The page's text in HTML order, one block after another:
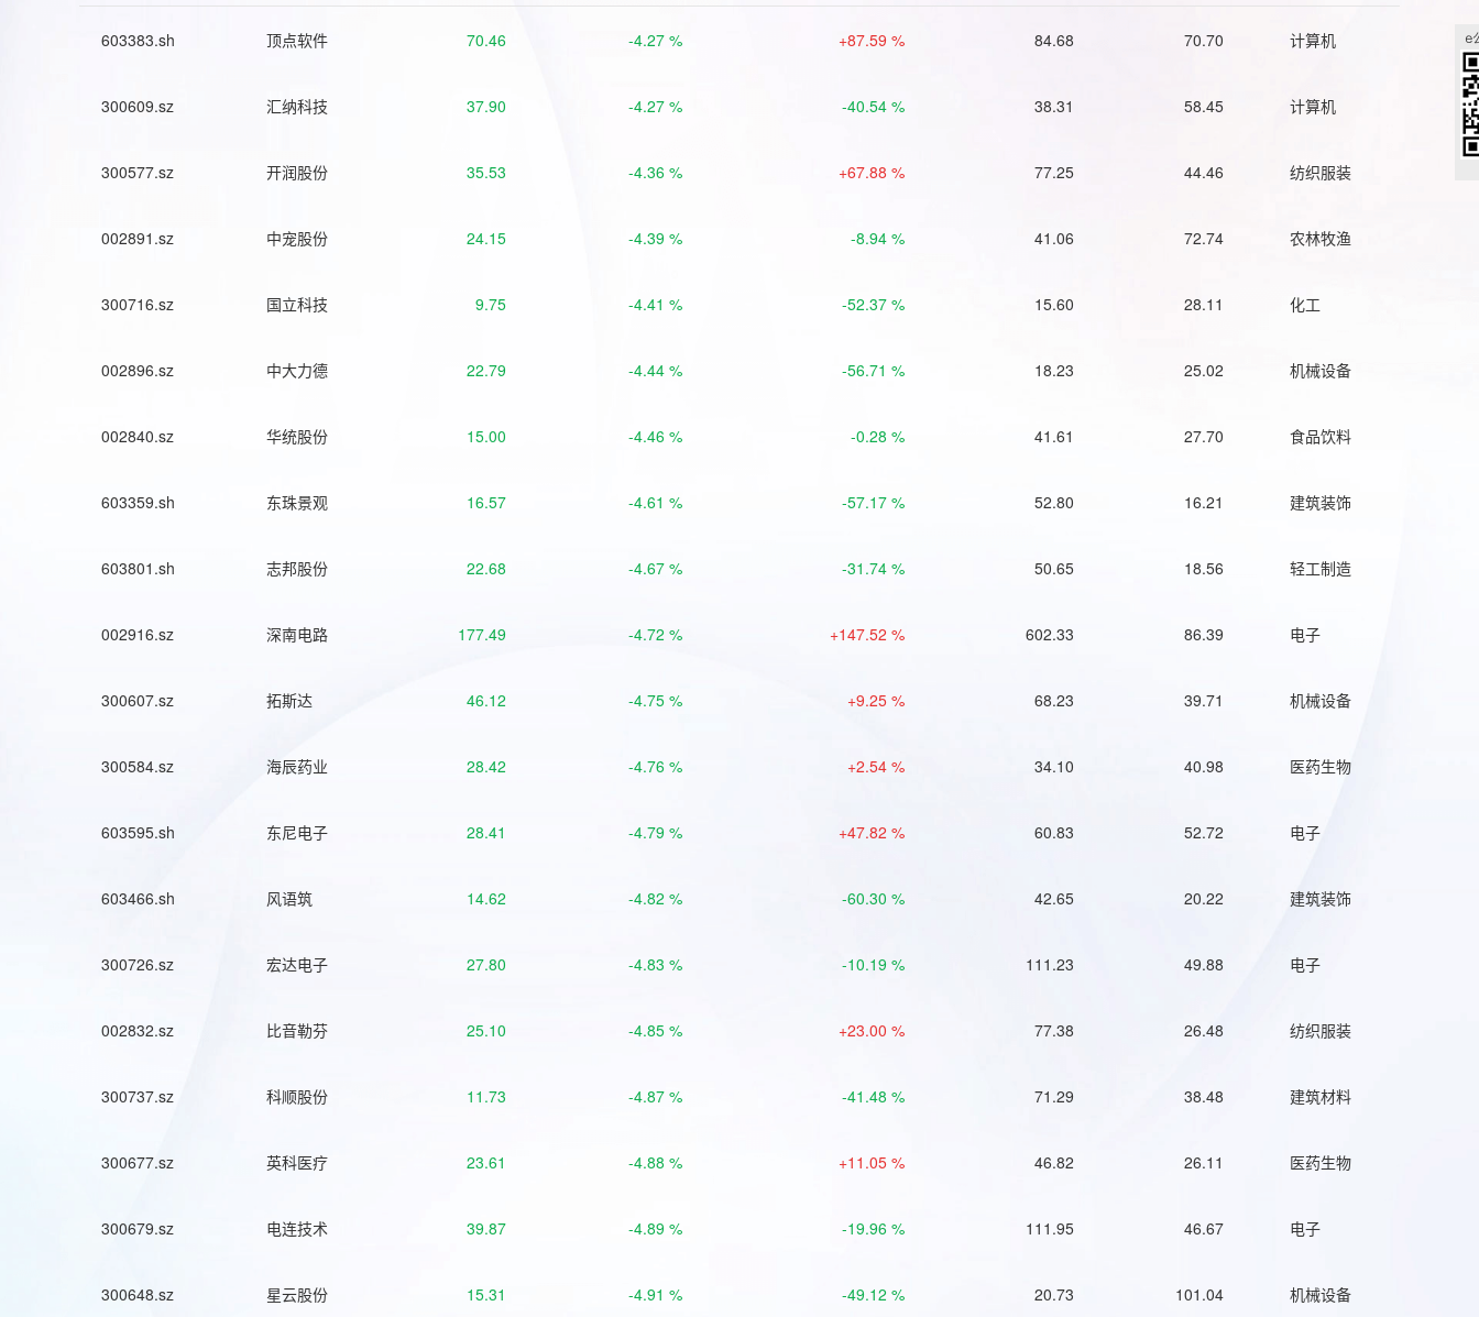
603383.sh 顶点软件 70.46 -4.27 % +87.59 % 84.68 70.70 计算机
300609.sz 汇纳科技 37.90 -4.27 % -40.54 % 38.31 58.45 计算机
300577.sz 开润股份 35.53 -4.36 % +67.88 % 77.25 44.46 纺织服装
002891.sz 中宠股份 24.15 -4.39 % -8.94 % 41.06 72.74 农林牧渔
300716.sz 国立科技 9.75 -4.41 % -52.37 % 15.60 28.11 化工
002896.sz 中大力德 22.79 -4.44 % -56.71 % 18.23 25.02 机械设备
002840.sz 华统股份 15.00 -4.46 % -0.28 % 41.61 27.70 食品饮料
603359.sh 东珠景观 16.57 -4.61 % -57.17 % 52.80 16.21 建筑装饰
603801.sh 志邦股份 22.68 -4.67 % -31.74 % 50.65 18.56 轻工制造
002916.sz 深南电路 177.49 -4.72 % +147.52 % 602.33 86.39 电子
300607.sz 拓斯达 46.12 -4.75 % +9.25 % 68.23 39.71 机械设备
300584.sz 海辰药业 28.42 -4.76 % +2.54 % 34.10 40.98 医药生物
603595.sh 东尼电子 28.41 -4.79 % +47.82 % 60.83 52.72 电子
603466.sh 风语筑 14.62 -4.82 % -60.30 % 42.65 20.22 建筑装饰
300726.sz 宏达电子 27.80 -4.83 % -10.19 % 111.23 49.88 电子
002832.sz 比音勒芬 25.10 -4.85 % +23.00 % 77.38 26.48 纺织服装
300737.sz 科顺股份 11.73 -4.87 % -41.48 % 71.29 38.48 建筑材料
300677.sz 英科医疗 23.61 -4.88 % +11.05 % 46.82 26.11 医药生物
300679.sz 电连技术 39.87 -4.89 % -19.96 % 111.95 46.67 电子
300648.sz 星云股份 15.31 -4.91 % -49.12 % 20.73 101.04 机械设备